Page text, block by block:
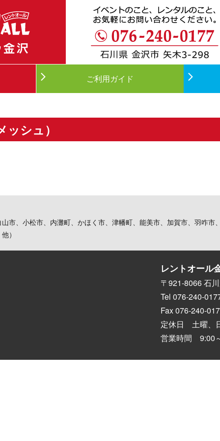
ご利用ガイド
ッシュ）
市、小松市、内灘町、かほく市、津幡町、能美市、加賀市、羽咋
）
レントオール
〒921-8066 石
Tel 076-240-
Fax 076-240-
定休日 土曜、
営業時間 9:00